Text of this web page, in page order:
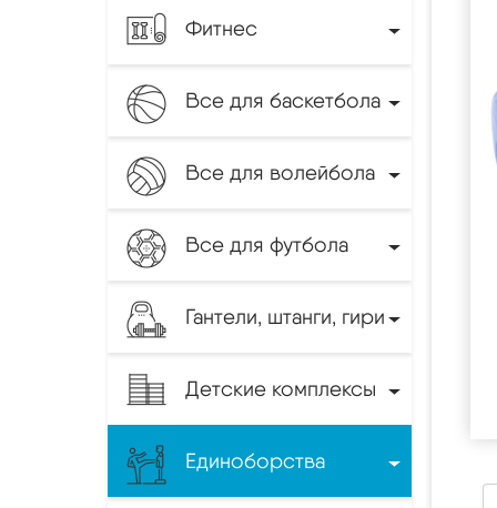
Фитнес
Все для баскетбола
Все для волейбола
Все для футбола
Гантели, штанги, гири
Детские комплексы
Единоборства